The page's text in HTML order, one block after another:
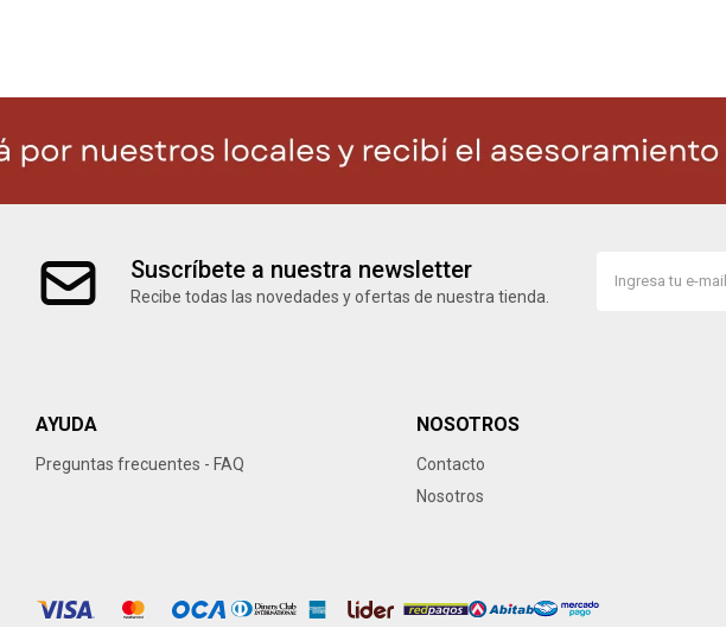
Suscríbete a nuestra newsletter
Recibe todas las novedades y ofertas de nuestra tienda.
AYUDA
Preguntas frecuentes - FAQ
NOSOTROS
Contacto
Nosotros